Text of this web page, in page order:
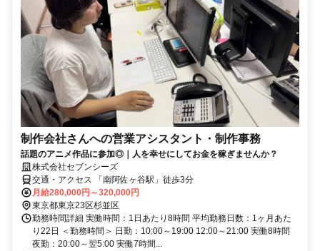
制作会社さんへの営業アシスタント・制作事務
話題のアニメ作品に参加◎｜人を幸せにしてお金を稼ぎませんか？
株式会社セブンシーズ
交通・アクセス 「南阿佐ヶ谷駅」徒歩3分
月給280,000円～320,000円
東京都東京23区杉並区
勤務時間詳細 実働時間：1日あたり8時間 平均勤務日数：1ヶ月あた
り22日 ＜勤務時間＞ 日勤：10:00～19:00 12:00～21:00 実働8時間
夜勤：20:00～翌5:00 実働7時間...